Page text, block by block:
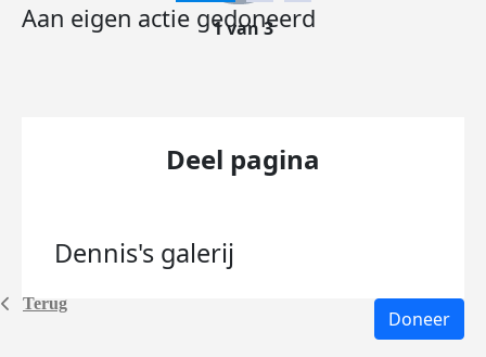
Terug
Aan eigen actie gedoneerd
1 van 3
Deel pagina
Dennis's galerij
Doneer